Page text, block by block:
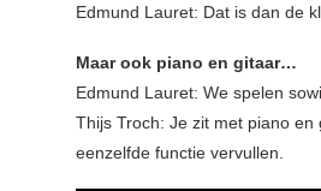
Edmund Lauret: Dat is dan de
Maar ook piano en gitaar…
Edmund Lauret: We spelen
Thijs Troch: Je zit met piano
eenzelfde functie vervullen.